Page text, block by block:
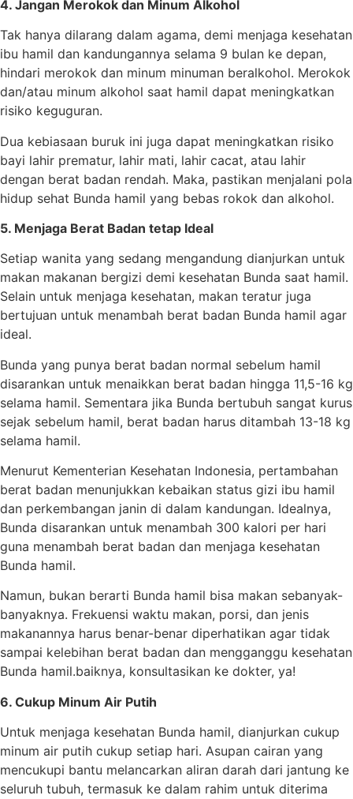
4. Jangan Merokok dan Minum Alkohol
Tak hanya dilarang dalam agama, demi menjaga kesehatan
ibu hamil dan kandungannya selama 9 bulan ke depan,
hindari merokok dan minum minuman beralkohol. Merokok
dan/atau minum alkohol saat hamil dapat meningkatkan
risiko keguguran.
Dua kebiasaan buruk ini juga dapat meningkatkan risiko
bayi lahir prematur, lahir mati, lahir cacat, atau lahir
dengan berat badan rendah. Maka, pastikan menjalani pola
hidup sehat Bunda hamil yang bebas rokok dan alkohol.
5. Menjaga Berat Badan tetap Ideal
Setiap wanita yang sedang mengandung dianjurkan untuk
makan makanan bergizi demi kesehatan Bunda saat hamil.
Selain untuk menjaga kesehatan, makan teratur juga
bertujuan untuk menambah berat badan Bunda hamil agar
ideal.
Bunda yang punya berat badan normal sebelum hamil
disarankan untuk menaikkan berat badan hingga 11,5-16 kg
selama hamil. Sementara jika Bunda bertubuh sangat kurus
sejak sebelum hamil, berat badan harus ditambah 13-18 kg
selama hamil.
Menurut Kementerian Kesehatan Indonesia, pertambahan
berat badan menunjukkan kebaikan status gizi ibu hamil
dan perkembangan janin di dalam kandungan. Idealnya,
Bunda disarankan untuk menambah 300 kalori per hari
guna menambah berat badan dan menjaga kesehatan
Bunda hamil.
Namun, bukan berarti Bunda hamil bisa makan sebanyak-
banyaknya. Frekuensi waktu makan, porsi, dan jenis
makanannya harus benar-benar diperhatikan agar tidak
sampai kelebihan berat badan dan mengganggu kesehatan
Bunda hamil.baiknya, konsultasikan ke dokter, ya!
6. Cukup Minum Air Putih
Untuk menjaga kesehatan Bunda hamil, dianjurkan cukup
minum air putih cukup setiap hari. Asupan cairan yang
mencukupi bantu melancarkan aliran darah dari jantung ke
seluruh tubuh, termasuk ke dalam rahim untuk diterima